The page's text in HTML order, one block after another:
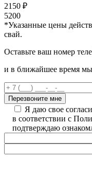
2150 ₽
5200
*Указанные цены
свай.
Оставьте ваш номер
и в ближайшее время
Я даю свое
в соответствии с
подтверждаю